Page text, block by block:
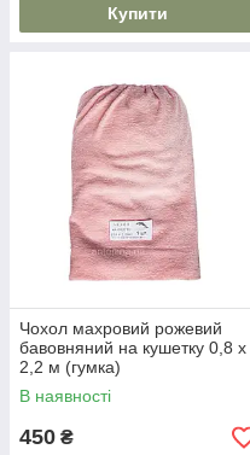
Купити
Чохол махровий рожевий
бавовняний на кушетку 0,8 х
2,2 м (гумка)
В наявності
450 ₴